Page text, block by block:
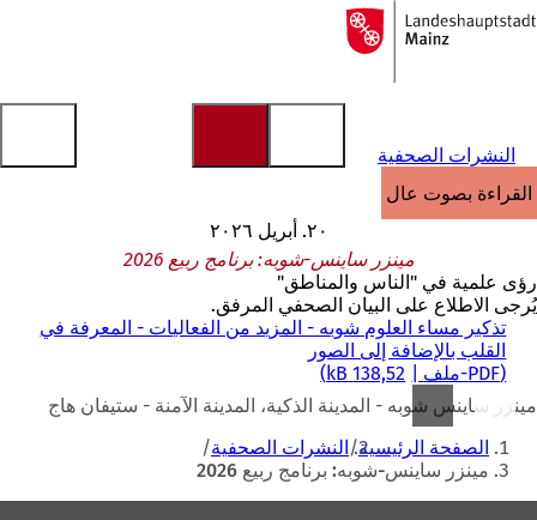
الانتقال إلى المحتوى
إلى
الصفحة
النشرات الصحفية
القراءة بصوت عالٍ
٢٠. أبريل ٢٠٢٦
مينزر ساينس-شوبه: برنامج ربيع 2026
رؤى علمية في "الناس والمناطق"
يُرجى الاطلاع على البيان الصحفي المرفق.
تذكير مساء العلوم شوبه - المزيد من الفعاليات - المعرفة في
القلب بالإضافة إلى الصور
PDF-ملف
138,52 kB
مينزر ساينس شوبه - المدينة الذكية، المدينة الآمنة - ستيفان هاج
أنت
هنا
الصفحة الرئيسية
النشرات الصحفية
مينزر ساينس-شوبه: برنامج ربيع 2026